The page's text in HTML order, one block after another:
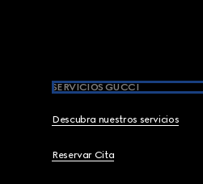
SERVICIOS GUCCI
Descubra nuestros servicios
Reservar Cita